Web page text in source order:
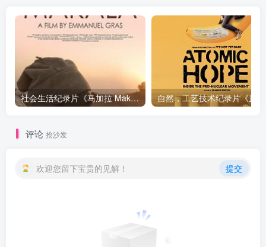
社会生活纪录片《马加拉 Makala》下载
评论 抢沙发
欢迎您留下宝贵的见解！ 提交